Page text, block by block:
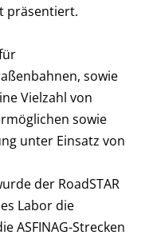
präsentiert.
sowie
Vielzahl von
sowie
unter Einsatz von
der RoadSTAR
Labor die
ASFINAG-Strecken